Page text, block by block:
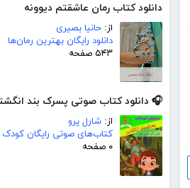
دانلود کتاب رمان عاشقتم دیوونه
از: حانیا بصیری
دانلود رایگان بهترین رمان‌ها
۵۴۳ صفحه
🎧 دانلود کتاب صوتی پسرک بند
از: شارل پرو
کتاب‌های صوتی رایگان کودک
۰ صفحه